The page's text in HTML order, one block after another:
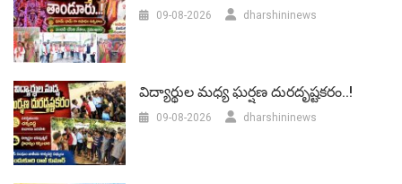
09-08-2026 dharshininews
విద్యార్థుల మధ్య ఘర్షణ దురదృష్టకరం..!
09-08-2026 dharshininews